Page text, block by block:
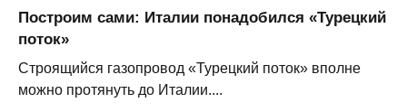
Построим сами: Италии понадобился «Турецкий
поток»
Строящийся газопровод «Турецкий поток» вполне
можно протянуть до Италии....